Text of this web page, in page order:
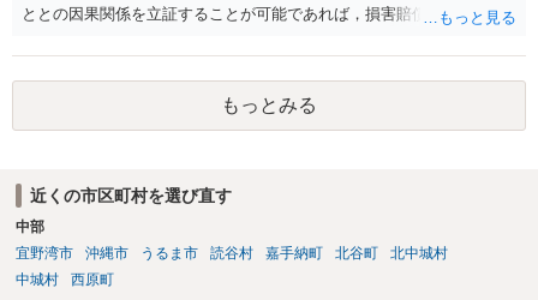
ととの因果関係を立証することが可能であれば，損害賠償請求（慰謝
ので，３年で時効となります。 更に詳しいアドバイスをご希望であれ
ば，直接，弁護士にご相談いただければと存じます。 これで回答を終
もっとみる
近くの市区町村を選び直す
中部
宜野湾市
沖縄市 うるま市 読谷村 嘉手納町 北谷町
北中城村
中城村
西原町